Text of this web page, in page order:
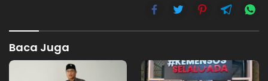
Baca Juga